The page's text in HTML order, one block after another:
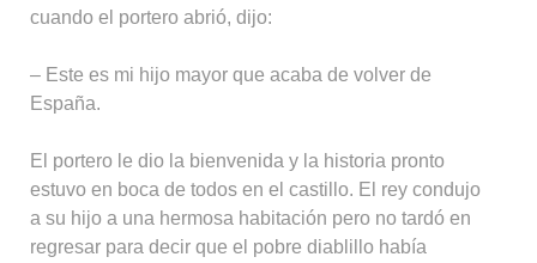
cuando el portero abrió, dijo:
– Este es mi hijo mayor que acaba de volver de
España.
El portero le dio la bienvenida y la historia pronto
estuvo en boca de todos en el castillo. El rey condujo
a su hijo a una hermosa habitación pero no tardó en
regresar para decir que el pobre diablillo había